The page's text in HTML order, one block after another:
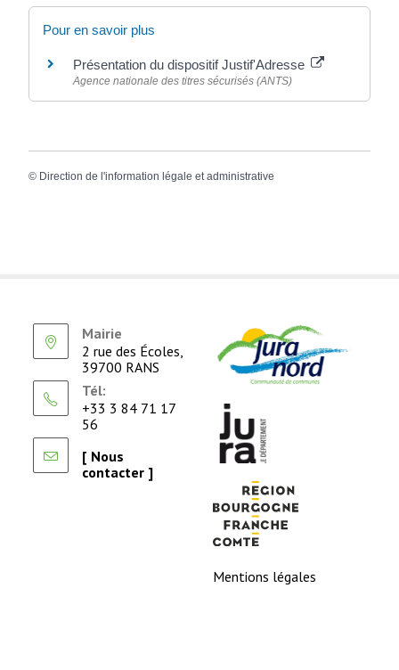
Pour en savoir plus
Présentation du dispositif Justif'Adresse
Agence nationale des titres sécurisés (ANTS)
© Direction de l'information légale et administrative
Mairie
2 rue des Écoles,
39700 RANS
Tél:
+33 3 84 71 17
56
[ Nous
contacter ]
Mentions légales